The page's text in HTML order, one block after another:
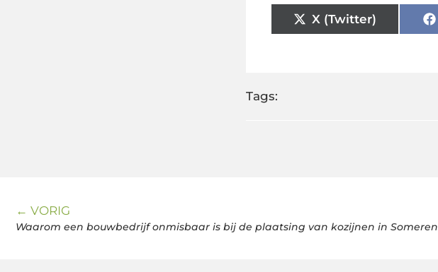
X (Twitter)
Tags:
← VORIG
Waarom een bouwbedrijf onmisbaar is bij de plaatsing van kozijnen in Someren